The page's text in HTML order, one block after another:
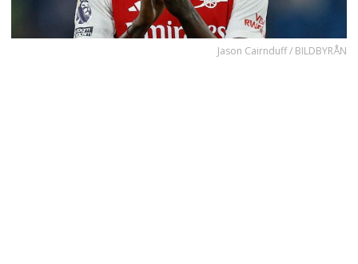
Jason Cairnduff / BILDBYRÅN